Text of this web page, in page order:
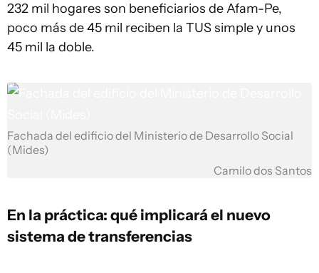
232 mil hogares son beneficiarios de Afam-Pe,
poco más de 45 mil reciben la TUS simple y unos
45 mil la doble.
Fachada del edificio del Ministerio de Desarrollo Social
(Mides)
Camilo dos Santos
En la práctica: qué implicará el nuevo
sistema de transferencias